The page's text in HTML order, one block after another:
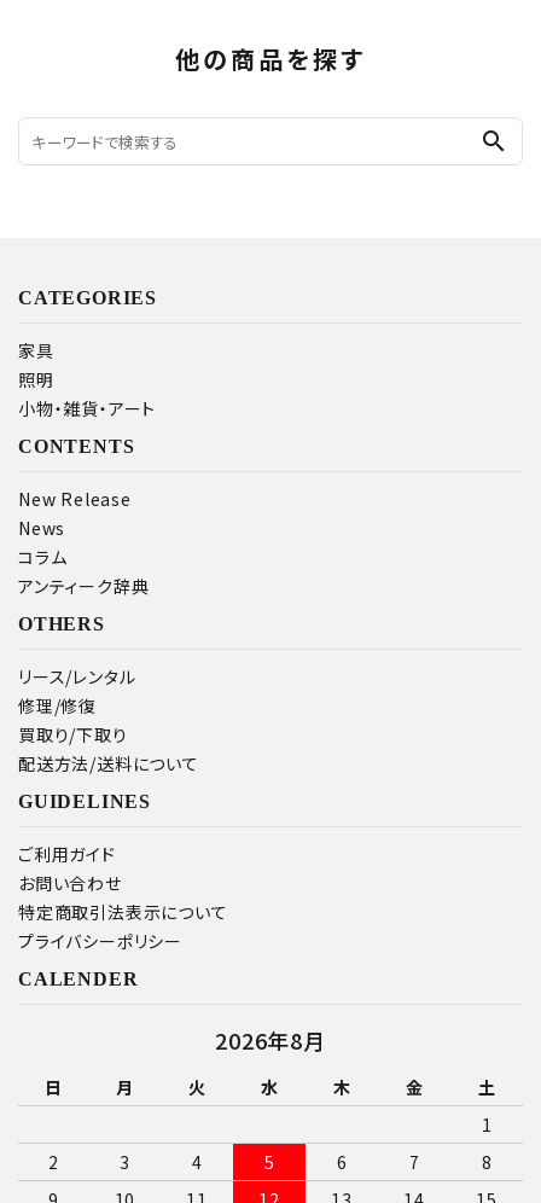
他の商品を探す
search
CATEGORIES
家具
照明
小物・雑貨・アート
CONTENTS
New Release
News
コラム
アンティーク辞典
OTHERS
リース/レンタル
修理/修復
買取り/下取り
配送方法/送料について
GUIDELINES
ご利用ガイド
お問い合わせ
特定商取引法表示について
プライバシーポリシー
CALENDER
2026年8月
日 月 火 水 木 金
土
1
2
3 4 5 6 7
8